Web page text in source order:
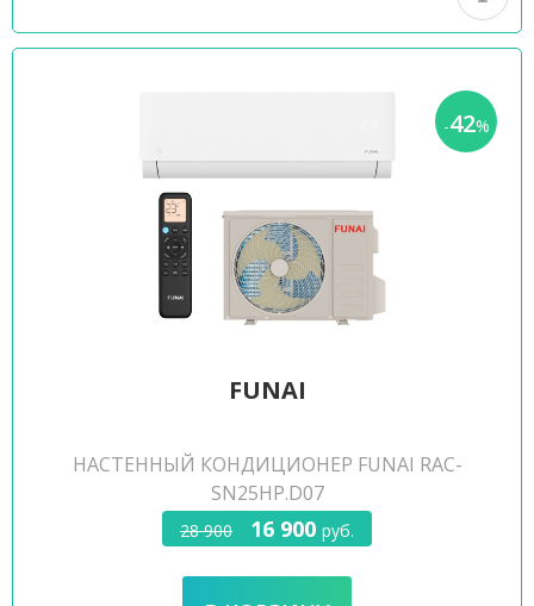
-42%
FUNAI
НАСТЕННЫЙ КОНДИЦИОНЕР FUNAI RAC-
SN25HP.D07
28 900 16 900 руб.